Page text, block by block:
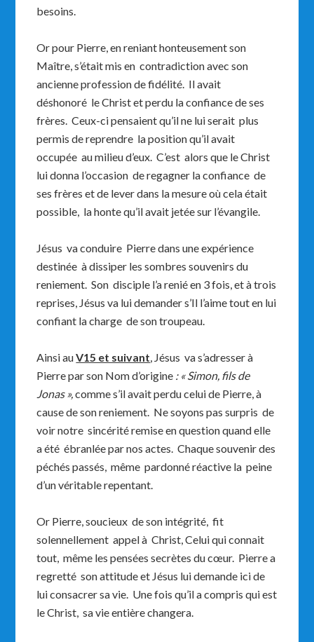
besoins.
Or pour Pierre, en reniant honteusement son
Maître, s’était mis en contradiction avec son
ancienne profession de fidélité. Il avait
déshonoré le Christ et perdu la confiance de ses
frères. Ceux-ci pensaient qu’il ne lui serait plus
permis de reprendre la position qu’il avait
occupée au milieu d’eux. C’est alors que le Christ
lui donna l’occasion de regagner la confiance de
ses frères et de lever dans la mesure où cela était
possible, la honte qu’il avait jetée sur l’évangile.
Jésus va conduire Pierre dans une expérience
destinée à dissiper les sombres souvenirs du
reniement. Son disciple l’a renié en 3 fois, et à trois
reprises, Jésus va lui demander s’Il l’aime tout en lui
confiant la charge de son troupeau.
Ainsi auV15 et suivant, Jésus va s’adresser à
Pierre par son Nom d’origine : « Simon, fils de
Jonas »,comme s’il avait perdu celui de Pierre, à
cause de son reniement. Ne soyons pas surpris de
voir notre sincérité remise en question quand elle
a été ébranlée par nos actes. Chaque souvenir des
péchés passés, même pardonné réactive la peine
d’un véritable repentant.
Or Pierre, soucieux de son intégrité, fit
solennellement appel à Christ, Celui qui connait
tout, même les pensées secrètes du cœur. Pierre a
regretté son attitude et Jésus lui demande ici de
lui consacrer sa vie. Une fois qu’il a compris qui est
le Christ, sa vie entière changera.